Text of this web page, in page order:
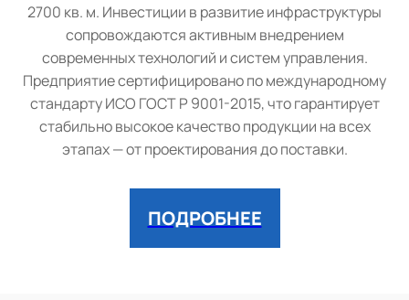
2700 кв. м. Инвестиции в развитие инфраструктуры
сопровождаются активным внедрением
современных технологий и систем управления.
Предприятие сертифицировано по международному
стандарту ИСО ГОСТ Р 9001-2015, что гарантирует
стабильно высокое качество продукции на всех
этапах — от проектирования до поставки.
ПОДРОБНЕЕ